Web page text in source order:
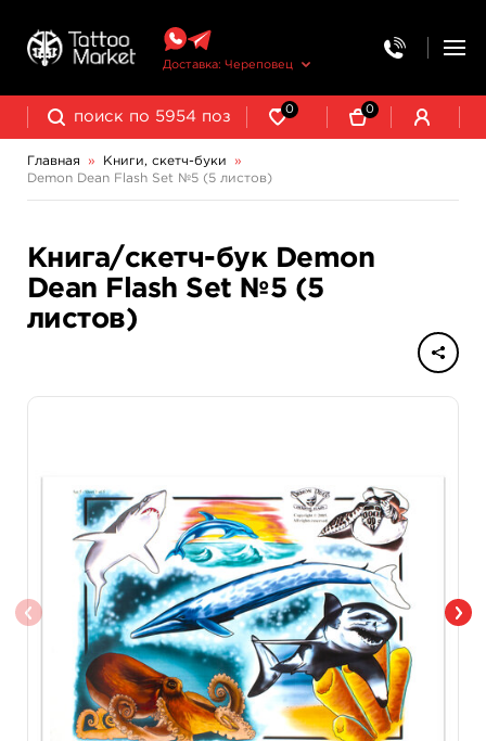
Доставка: Череповец
0 0
Главная » Книги, скетч-буки
»
Demon Dean Flash Set №5 (5 листов)
Книга/скетч-бук Demon
Dean Flash Set №5 (5
листов)